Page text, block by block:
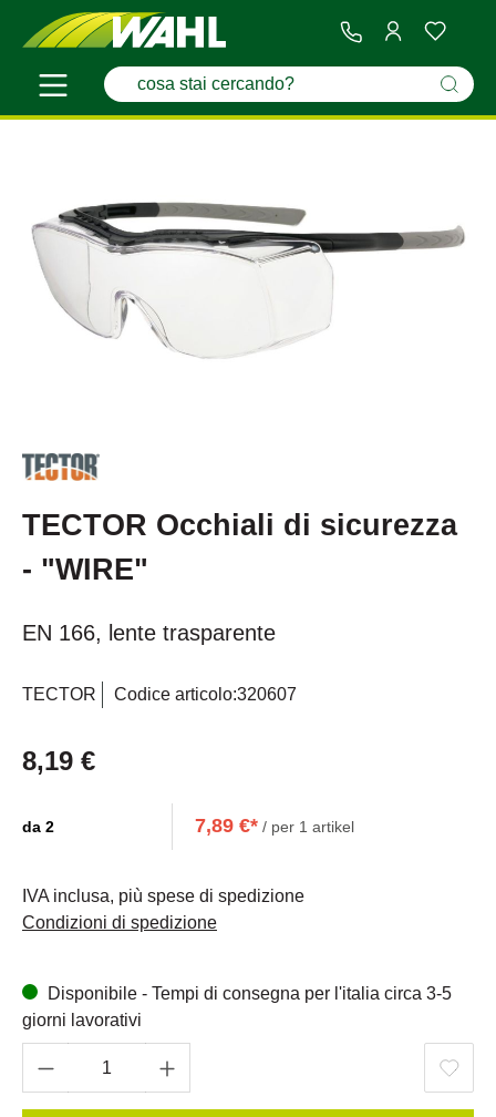
TECTOR Occhiali di sicurezza
- "WIRE"
EN 166, lente trasparente
TECTOR Codice articolo:320607
8,19 €
da 2 7,89 €*/ per 1 artikel
IVA inclusa, più spese di spedizione
Condizioni di spedizione
Disponibile - Tempi di consegna per l'italia circa 3-5
giorni lavorativi